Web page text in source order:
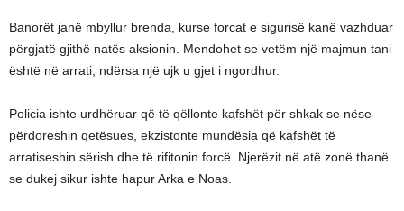
Banorët janë mbyllur brenda, kurse forcat e sigurisë kanë vazhduar
përgjatë gjithë natës aksionin. Mendohet se vetëm një majmun tani
është në arrati, ndërsa një ujk u gjet i ngordhur.
Policia ishte urdhëruar që të qëllonte kafshët për shkak se nëse
përdoreshin qetësues, ekzistonte mundësia që kafshët të
arratiseshin sërish dhe të rifitonin forcë. Njerëzit në atë zonë thanë
se dukej sikur ishte hapur Arka e Noas.